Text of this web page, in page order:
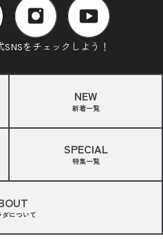
をチェックしよう！
NEW
新着一覧
SPECIAL
特集一覧
について